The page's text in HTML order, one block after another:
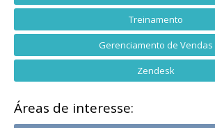
Treinamento
Gerenciamento de Vendas
Zendesk
Áreas de interesse: